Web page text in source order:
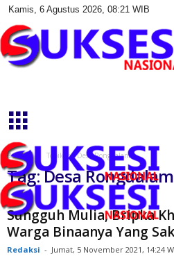
Kamis, 6 Agustus 2026, 08:21 WIB
s
i
a
s
Beranda Topik Desa Rongdalam
Tag: Desa Rongdalam
Sungguh Mulia, Bripka
Warga Binaanya Yang
Redaksi - Jumat, 5 November 2021, 14:24